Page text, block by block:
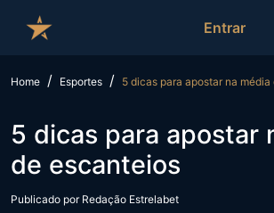
Entrar
Home Esportes 5 dicas para apostar na
5 dicas para apostar
de escanteios
Publicado por Redação Estrelabet